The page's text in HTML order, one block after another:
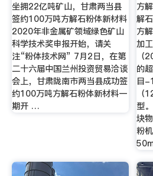
坐拥22亿吨矿山，甘肃两当县
签约100万吨方解石粉体新材料
2020年非金属矿领域绿色矿山
科学技术奖申报开始，请关
注“粉体技术网” 7月2日，在第
二十六届中国兰州投资贸易洽谈
会上，甘肃陇南市两当县成功签
约100万吨方解石粉体新材料一
期开 …
方
解
方
加
（
的
目-
（
型
块
粉